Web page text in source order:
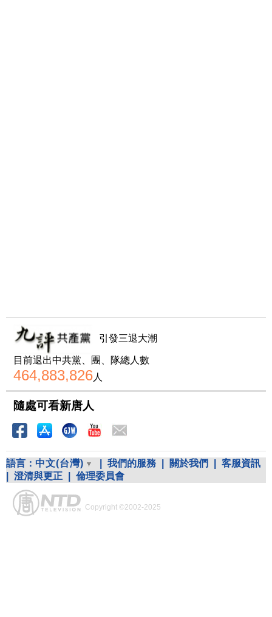
引發三退大潮
目前退出中共黨、團、隊總人數
464,883,826人
隨處可看新唐人
語言： 中文(台灣) 我們的服務 關於我們
客服資訊
澄清與更正 倫理委員會
Copyright ©2002-2025